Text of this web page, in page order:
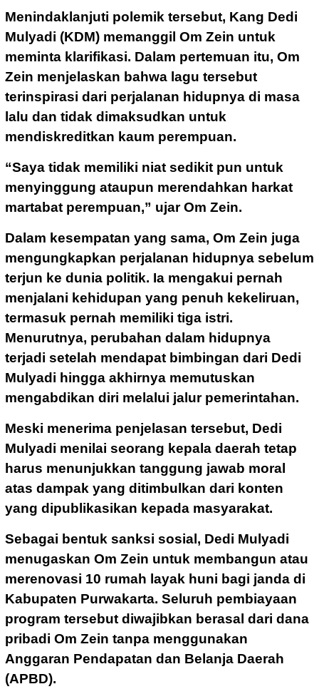
Menindaklanjuti polemik tersebut, Kang Dedi
Mulyadi (KDM) memanggil Om Zein untuk
meminta klarifikasi. Dalam pertemuan itu, Om
Zein menjelaskan bahwa lagu tersebut
terinspirasi dari perjalanan hidupnya di masa
lalu dan tidak dimaksudkan untuk
mendiskreditkan kaum perempuan.
“Saya tidak memiliki niat sedikit pun untuk
menyinggung ataupun merendahkan harkat
martabat perempuan,” ujar Om Zein.
Dalam kesempatan yang sama, Om Zein juga
mengungkapkan perjalanan hidupnya sebelum
terjun ke dunia politik. Ia mengakui pernah
menjalani kehidupan yang penuh kekeliruan,
termasuk pernah memiliki tiga istri.
Menurutnya, perubahan dalam hidupnya
terjadi setelah mendapat bimbingan dari Dedi
Mulyadi hingga akhirnya memutuskan
mengabdikan diri melalui jalur pemerintahan.
Meski menerima penjelasan tersebut, Dedi
Mulyadi menilai seorang kepala daerah tetap
harus menunjukkan tanggung jawab moral
atas dampak yang ditimbulkan dari konten
yang dipublikasikan kepada masyarakat.
Sebagai bentuk sanksi sosial, Dedi Mulyadi
menugaskan Om Zein untuk membangun atau
merenovasi 10 rumah layak huni bagi janda di
Kabupaten Purwakarta. Seluruh pembiayaan
program tersebut diwajibkan berasal dari dana
pribadi Om Zein tanpa menggunakan
Anggaran Pendapatan dan Belanja Daerah
(APBD).